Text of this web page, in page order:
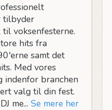
tilbyder
voksenfesterne.
hits fra
samt det
Med vores
indenfor branchen
valg til din fest.
me... Se mere her